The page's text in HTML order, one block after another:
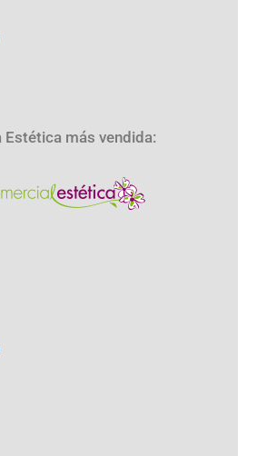
más vendida: